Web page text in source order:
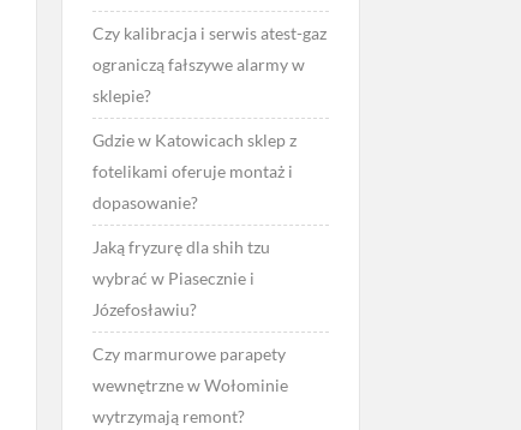
Czy kalibracja i serwis atest-gaz
ograniczą fałszywe alarmy w
sklepie?
Gdzie w Katowicach sklep z
fotelikami oferuje montaż i
dopasowanie?
Jaką fryzurę dla shih tzu
wybrać w Piasecznie i
Józefosławiu?
Czy marmurowe parapety
wewnętrzne w Wołominie
wytrzymają remont?